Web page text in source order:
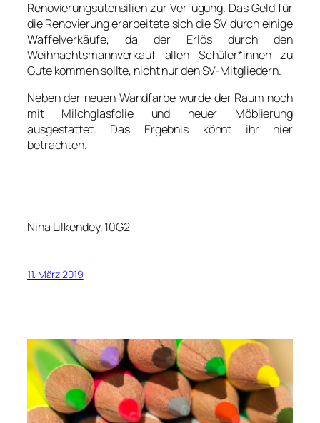
Renovierungsutensilien zur Verfügung. Das Geld für
die Renovierung erarbeitete sich die SV durch einige
Waffelverkäufe, da der Erlös durch den
Weihnachtsmannverkauf allen Schüler*innen zu
Gute kommen sollte, nicht nur den SV-Mitgliedern.
Neben der neuen Wandfarbe wurde der Raum noch
mit Milchglasfolie und neuer Möblierung
ausgestattet. Das Ergebnis könnt ihr hier
betrachten.
Nina Lilkendey, 10G2
11. März 2019